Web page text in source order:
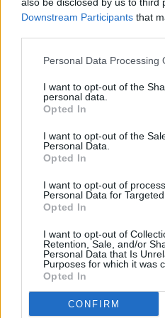
Downstream Participants that
Personal Data Processing
I want to opt-out of the
personal data.
Opted In
I want to opt-out of the
Personal Data.
Opted In
I want to opt-out of
Personal Data for Targeted
Opted In
I want to opt-out of
Retention, Sale, and/or
Personal Data that Is
Purposes for which it was
Opted In
CONFIRM